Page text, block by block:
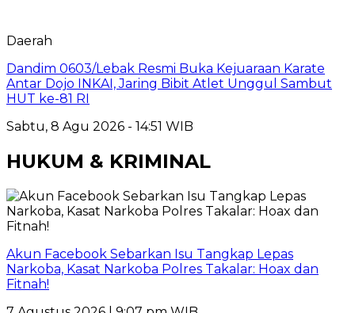
Daerah
Dandim 0603/Lebak Resmi Buka Kejuaraan Karate
Antar Dojo INKAI, Jaring Bibit Atlet Unggul Sambut
HUT ke-81 RI
Sabtu, 8 Agu 2026 - 14:51 WIB
HUKUM & KRIMINAL
Akun Facebook Sebarkan Isu Tangkap Lepas
Narkoba, Kasat Narkoba Polres Takalar: Hoax dan
Fitnah!